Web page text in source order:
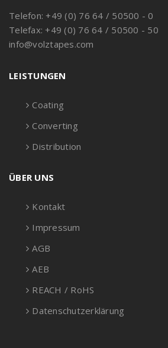
Telefon: +49 (0) 76 64 / 50500 - 0
Telefax: +49 (0) 76 64 / 50500 - 50
info@volztapes.com
LEISTUNGEN
Coating
Converting
Distribution
ÜBER UNS
Kontakt
Impressum
AGB
AEB
REACH / RoHS
Datenschutzerklärung